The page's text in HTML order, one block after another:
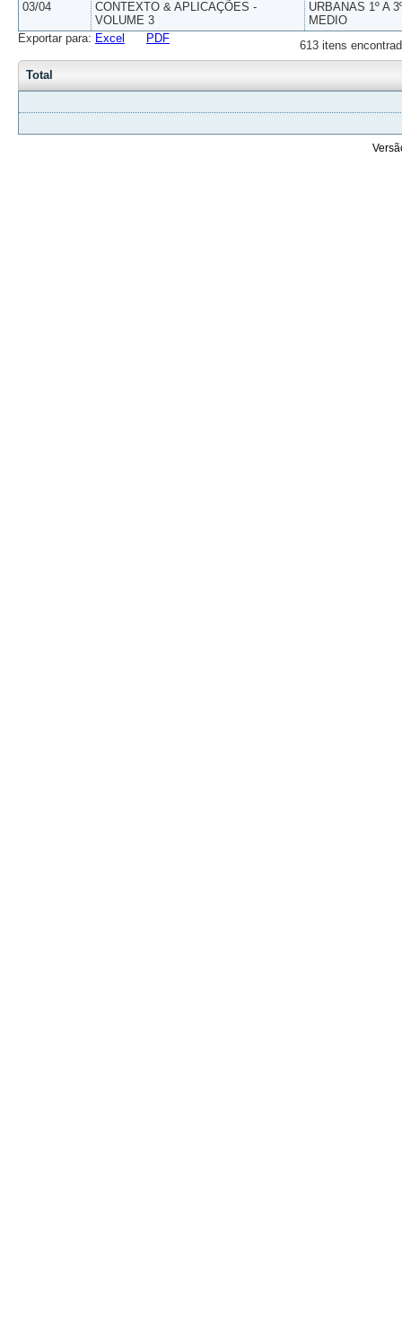
03/04
CONTEXTO & APLICAÇÕES -
VOLUME 3
URBANAS 1º A
MEDIO
613 itens
Exportar para: Excel PDF
Total